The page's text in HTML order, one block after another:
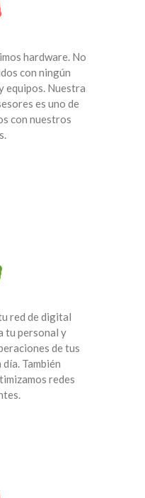
hardware. No
con ningún
equipos. Nuestra
es uno de
con nuestros
red de digital
tu personal y
de tus
También
redes